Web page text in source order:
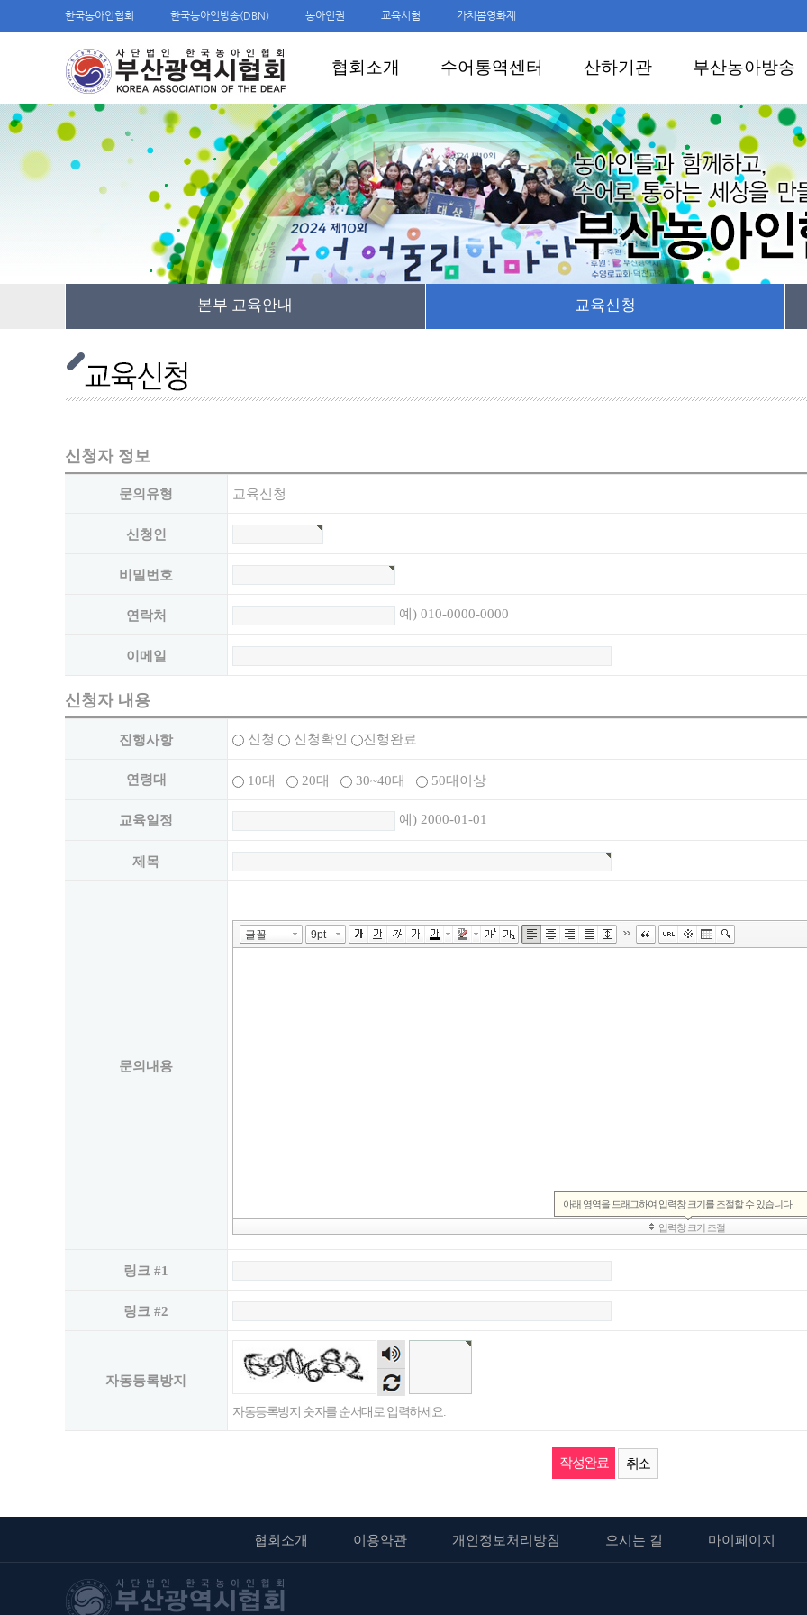
한국농아인협회 한국농아인방송(DBN) 농아인권 교육시험 가치봄영화제
협회소개 수어통역센터 산하기관 부산농아방송
본부 교육안내 교육신청
신청자 정보
문의유형 교육신청
신청인
비밀번호
연락처 예) 010-0000-0000
이메일
신청자 내용
진행사항 신청 신청확인 진행완료
연령대 10대 20대 30~40대 50대이상
교육일정 예) 2000-01-01
제목
문의내용
링크 #1
링크 #2
자동등록방지
자동등록방지 숫자를 순서대로 입력하세요.
취소
협회소개 이용약관 개인정보처리방침 오시는 길 마이페이지